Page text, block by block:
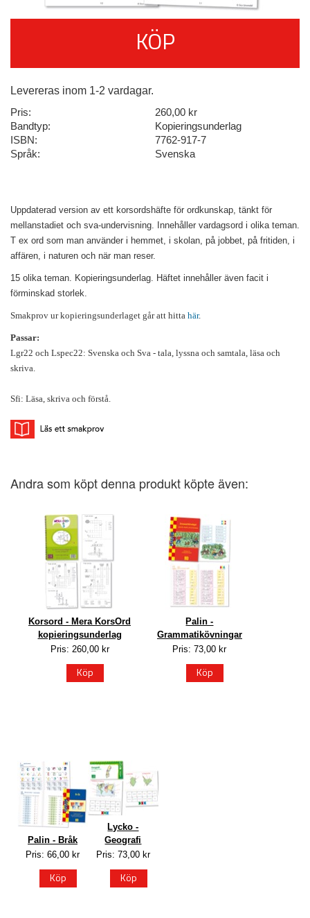
KÖP
Levereras inom 1-2 vardagar.
Pris:
260,00 kr
Bandtyp:
Kopieringsunderlag
ISBN:
7762-917-7
Språk:
Svenska
Uppdaterad version av ett korsordshäfte för ordkunskap, tänkt för
mellanstadiet och sva-undervisning. Innehåller vardagsord i olika teman.
T ex ord som man använder i hemmet, i skolan, på jobbet, på fritiden, i
affären, i naturen och när man reser.
15 olika teman. Kopieringsunderlag. Häftet innehåller även facit i
förminskad storlek.
Smakprov ur kopieringsunderlaget går att hitta här.
Passar:
Lgr22 och Lspec22: Svenska och Sva - tala, lyssna och samtala, läsa och
skriva.
Sfi: Läsa, skriva och förstå.
Andra som köpt denna produkt köpte även:
Korsord - Mera KorsOrd
kopieringsunderlag
Pris: 260,00 kr
Köp
Palin -
Grammatikövningar
Pris: 73,00 kr
Köp
Palin - Bråk
Pris: 66,00 kr
Köp
Lycko -
Geografi
Pris: 73,00 kr
Köp